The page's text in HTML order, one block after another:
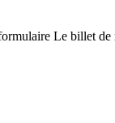
Le billet